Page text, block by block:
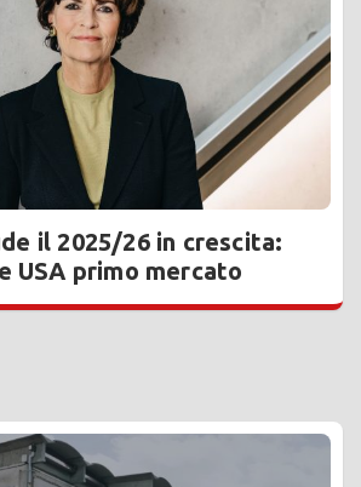
il 2025/26 in crescita:
USA primo mercato